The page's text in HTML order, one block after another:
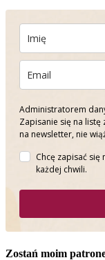
Administratorem
Zapisanie się na listę
na newsletter, nie
Chcę zapisać się
każdej chwili.
Zostań moim